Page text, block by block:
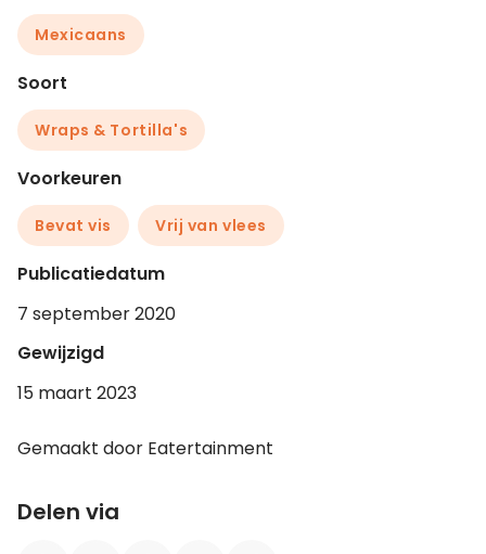
Mexicaans
Soort
Wraps & Tortilla's
Voorkeuren
Bevat vis Vrij van vlees
Publicatiedatum
7 september 2020
Gewijzigd
15 maart 2023
Gemaakt door Eatertainment
Delen via